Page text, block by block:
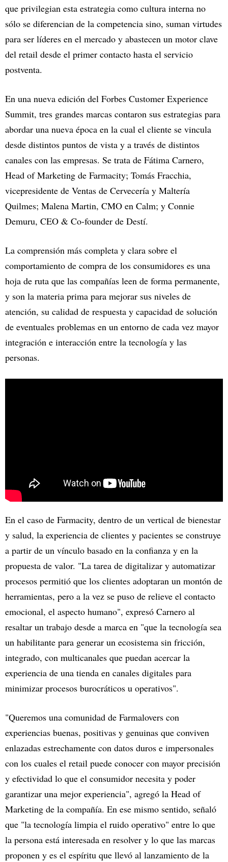
que privilegian esta estrategia como cultura interna no
sólo se diferencian de la competencia sino, suman virtudes
para ser líderes en el mercado y abastecen un motor clave
del retail desde el primer contacto hasta el servicio
postventa.
En una nueva edición del Forbes Customer Experience
Summit, tres grandes marcas contaron sus estrategias para
abordar una nueva época en la cual el cliente se vincula
desde distintos puntos de vista y a través de distintos
canales con las empresas. Se trata de Fátima Carnero,
Head of Marketing de Farmacity; Tomás Fracchia,
vicepresidente de Ventas de Cervecería y Maltería
Quilmes; Malena Martin, CMO en Calm; y Connie
Demuru, CEO & Co-founder de Destí.
La comprensión más completa y clara sobre el
comportamiento de compra de los consumidores es una
hoja de ruta que las compañías leen de forma permanente,
y son la materia prima para mejorar sus niveles de
atención, su calidad de respuesta y capacidad de solución
de eventuales problemas en un entorno de cada vez mayor
integración e interacción entre la tecnología y las
personas.
En el caso de Farmacity, dentro de un vertical de bienestar
y salud, la experiencia de clientes y pacientes se construye
a partir de un vínculo basado en la confianza y en la
propuesta de valor. "La tarea de digitalizar y automatizar
procesos permitió que los clientes adoptaran un montón de
herramientas, pero a la vez se puso de relieve el contacto
emocional, el aspecto humano", expresó Carnero al
resaltar un trabajo desde a marca en "que la tecnología sea
un habilitante para generar un ecosistema sin fricción,
integrado, con multicanales que puedan acercar la
experiencia de una tienda en canales digitales para
minimizar procesos burocráticos u operativos".
"Queremos una comunidad de Farmalovers con
experiencias buenas, positivas y genuinas que conviven
enlazadas estrechamente con datos duros e impersonales
con los cuales el retail puede conocer con mayor precisión
y efectividad lo que el consumidor necesita y poder
garantizar una mejor experiencia", agregó la Head of
Marketing de la compañía. En ese mismo sentido, señaló
que "la tecnología limpia el ruido operativo" entre lo que
la persona está interesada en resolver y lo que las marcas
proponen y es el espíritu que llevó al lanzamiento de la